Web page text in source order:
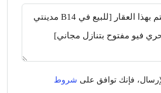
فإنك توافق على شروط